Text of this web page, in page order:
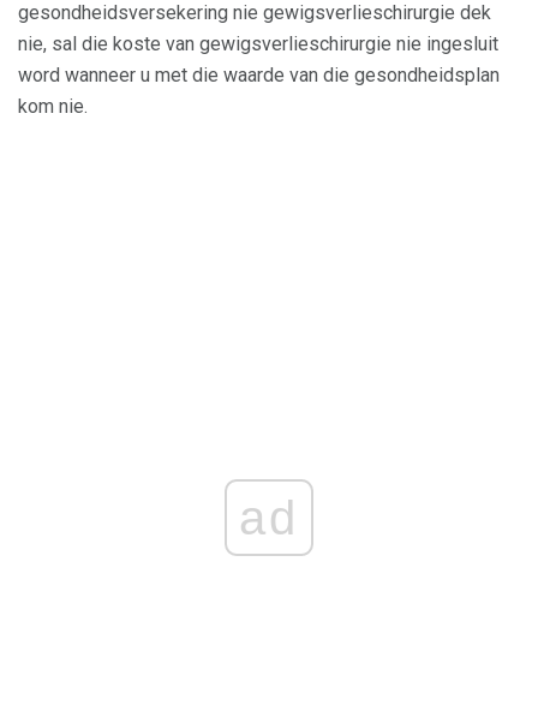
gesondheidsversekering nie gewigsverlieschirurgie dek
nie, sal die koste van gewigsverlieschirurgie nie ingesluit
word wanneer u met die waarde van die gesondheidsplan
kom nie.
ad